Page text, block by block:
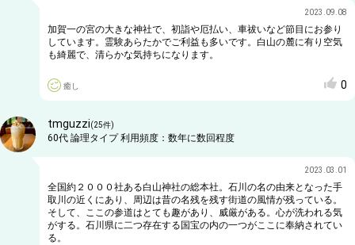
2023.09.08
加賀一の宮の大きな神社で、初詣や厄払い、車祓いなど節目にお参り
しています。霊験あらたかでご利益も多いです。白山の麓に有り空気
も綺麗で、清らかな気持ちになります。
癒し 0
tmguzzi(25件)
60代 論理タイプ利用頻度： 数年に数回程度
2023.03.01
全国約２０００社ある白山神社の総本社。石川の名の由来となった手
取川の近くにあり、周辺は昔の名残を残す街道の風情が残っている。
そして、ここの参道はとても趣があり、威厳がある。心が洗われる気
がする。石川県に二つ存在する国宝の内の一つがここに奉納されてい
る。